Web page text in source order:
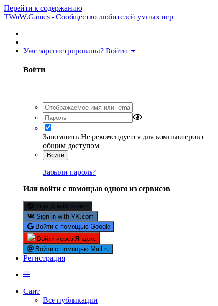
Перейти к содержанию
TWoW.Games - Сообщество любителей умных игр
Уже зарегистрированы? Войти
Войти
Запомнить Не рекомендуется для компьютеров с
общим доступом
Войти
Забыли пароль?
Или войти с помощью одного из сервисов
Sign in with Steam
Sign in with VK.com
Войти с помощью Google
Войти через Яндекс
Войти с помощью Mail.ru
Регистрация
Сайт
Все публикации